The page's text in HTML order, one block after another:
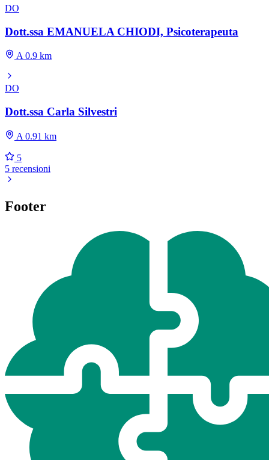
DO
Dott.ssa EMANUELA CHIODI, Psicoterapeuta
A 0.9 km
DO
Dott.ssa Carla Silvestri
A 0.91 km
5
5 recensioni
Footer